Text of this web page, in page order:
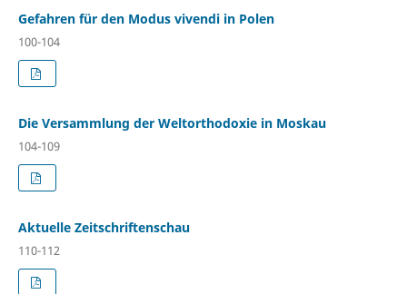
Gefahren für den Modus vivendi in Polen
100-104
Die Versammlung der Weltorthodoxie in Moskau
104-109
Aktuelle Zeitschriftenschau
110-112